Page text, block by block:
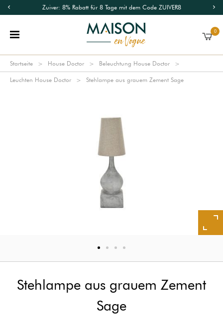
Zuiver: 8% Rabatt für 8 Tage mit dem Code ZUIVER8
0
Startseite House Doctor Beleuchtung House Doctor
Leuchten House Doctor Stehlampe aus grauem Zement Sage
Stehlampe aus grauem Zement
Sage